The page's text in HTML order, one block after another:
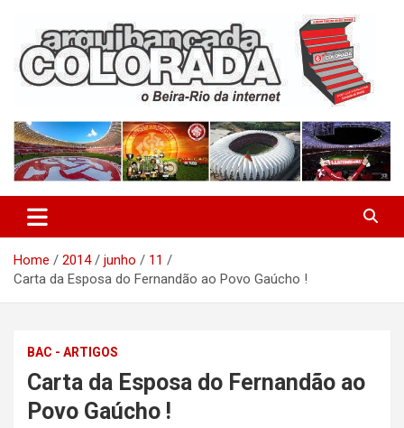
content
Arquibancada Colorada
Home 2014 junho
11
Carta da Esposa do Fernandão ao Povo Gaúcho !
BAC - ARTIGOS
Carta da Esposa do Fernandão ao
Povo Gaúcho !